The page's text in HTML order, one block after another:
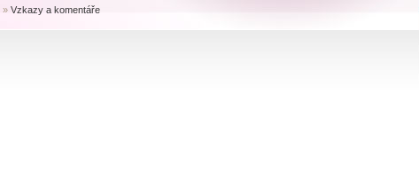
» Vzkazy a komentáře